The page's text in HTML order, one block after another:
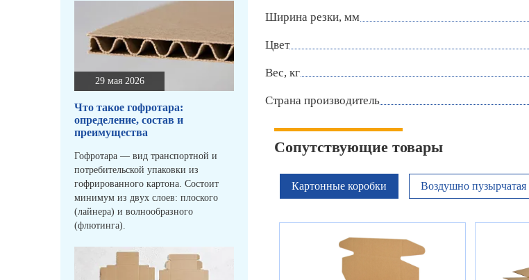
29 мая 2026
Что такое гофротара:
определение, состав и
преимущества
Гофротара — вид транспортной и
потребительской упаковки из
гофрированного картона. Состоит
минимум из двух слоев: плоского
(лайнера) и волнообразного
(флютинга).
Ширина резки, мм
Цвет
Вес, кг
Страна производитель
Сопутствующие товары
Картонные коробки Воздушно пузырчатая